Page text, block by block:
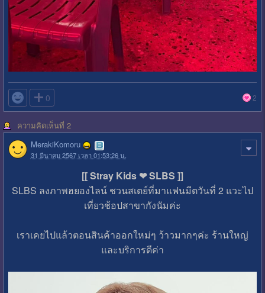
 0 2
ความคิดเห็นที่ 2
MerakiKomoru
31 มีนาคม 2567 เวลา 01:53:26 น.
[[ Stray Kids ❤ SLBS ]]
SLBS ลงภาพฮยองไลน์ ชวนสเตย์ที่มาแฟนมีตวันที่ 2 แวะไป
เที่ยวช้อปสาขากังนัมค่ะ
เราเคยไปแล้วตอนสินค้าออกใหม่ๆ ว้าวมากๆค่ะ ร้านใหญ่
และบริการดีค่า